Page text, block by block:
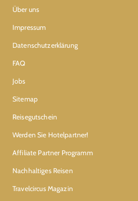
Über uns
Impressum
Datenschutzerklärung
FAQ
Jobs
Sitemap
Reisegutschein
Werden Sie Hotelpartner!
Affiliate Partner Programm
Nachhaltiges Reisen
Travelcircus Magazin